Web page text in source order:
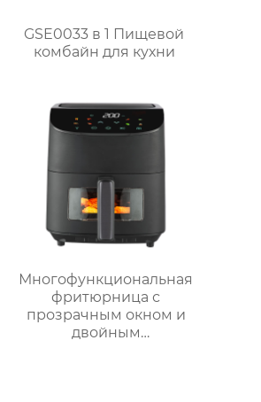
GSE0033 в 1 Пищевой
комбайн для кухни
Многофункциональная
фритюрница с
прозрачным окном и
двойным